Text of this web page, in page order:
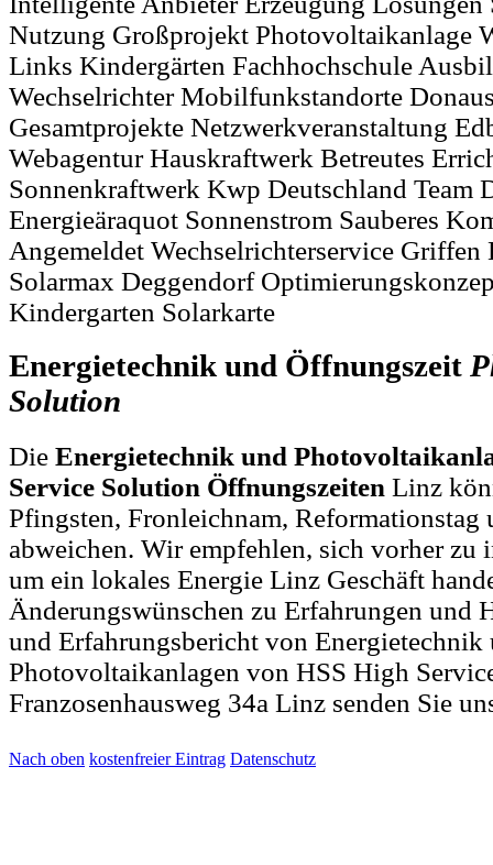
Nutzung Großprojekt Photovoltaikanlage
Links Kindergärten Fachhochschule
Wechselrichter Mobilfunkstandorte
Gesamtprojekte Netzwerkveranstaltung
Webagentur Hauskraftwerk Betreutes
Sonnenkraftwerk Kwp Deutschland Team
Energieäraquot Sonnenstrom Sauberes
Angemeldet Wechselrichterservice Griffen
Solarmax Deggendorf
Kindergarten Solarkarte
Energietechnik und Öffnungszeit
Solution
Die Energietechnik und
Service Solution Öffnungszeiten Linz
Pfingsten, Fronleichnam,
abweichen. Wir empfehlen, sich vorher zu
um ein lokales Energie Linz Geschäft
Änderungswünschen zu Erfahrungen und
und Erfahrungsbericht von Energietechnik
Photovoltaikanlagen von HSS High
Franzosenhausweg 34a Linz senden Sie
Nach oben kostenfreier Eintrag Datenschutz